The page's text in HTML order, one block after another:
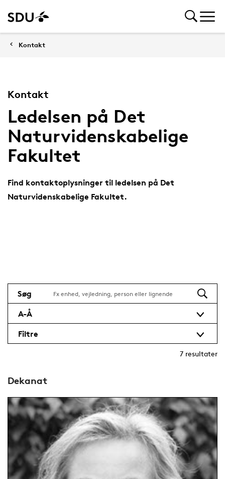
Kontakt
Kontakt
Ledelsen på Det
Naturvidenskabelige
Fakultet
Find kontaktoplysninger til ledelsen på Det
Naturvidenskabelige Fakultet.
Filtre
A-Å
Søg
7 resultater
Dekanat